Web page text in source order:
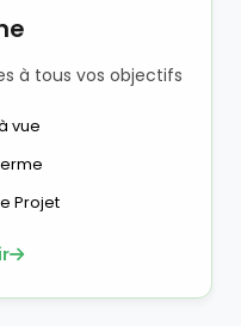
à tous vos objectifs
vue
Projet